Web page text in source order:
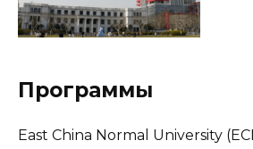
Программы
East China Normal University